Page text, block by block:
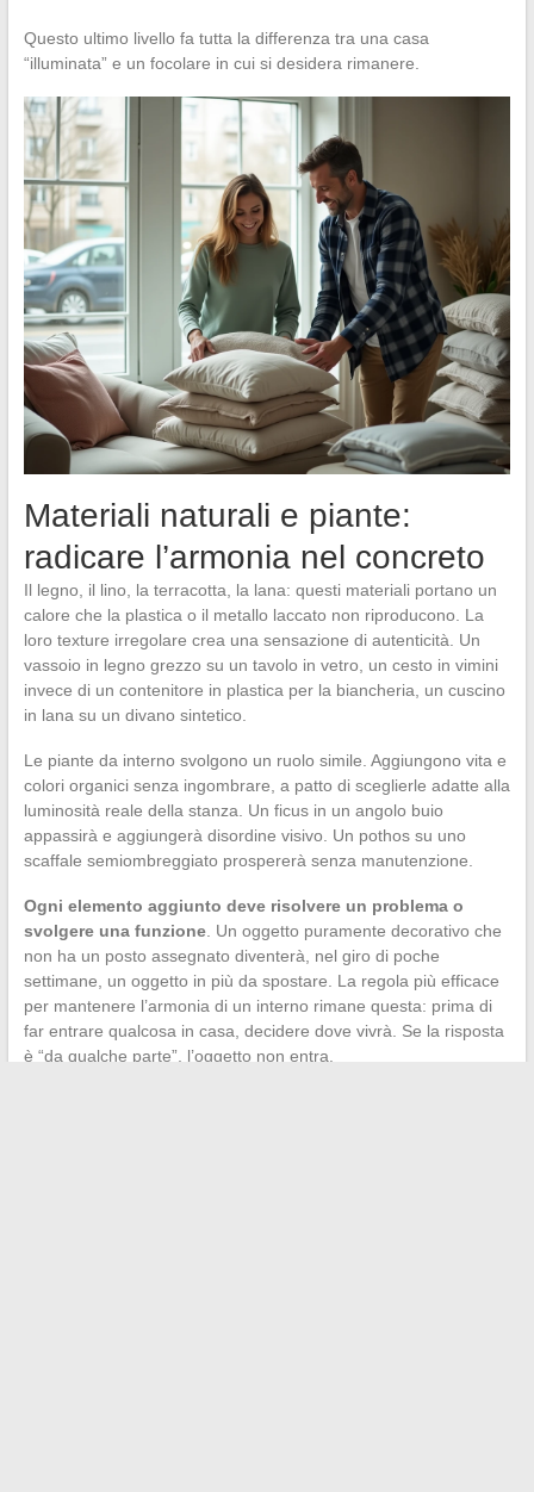
Questo ultimo livello fa tutta la differenza tra una casa
“illuminata” e un focolare in cui si desidera rimanere.
Materiali naturali e piante:
radicare l’armonia nel concreto
Il legno, il lino, la terracotta, la lana: questi materiali portano un
calore che la plastica o il metallo laccato non riproducono. La
loro texture irregolare crea una sensazione di autenticità. Un
vassoio in legno grezzo su un tavolo in vetro, un cesto in vimini
invece di un contenitore in plastica per la biancheria, un cuscino
in lana su un divano sintetico.
Le piante da interno svolgono un ruolo simile. Aggiungono vita e
colori organici senza ingombrare, a patto di sceglierle adatte alla
luminosità reale della stanza. Un ficus in un angolo buio
appassirà e aggiungerà disordine visivo. Un pothos su uno
scaffale semiombreggiato prospererà senza manutenzione.
Ogni elemento aggiunto deve risolvere un problema o
svolgere una funzione. Un oggetto puramente decorativo che
non ha un posto assegnato diventerà, nel giro di poche
settimane, un oggetto in più da spostare. La regola più efficace
per mantenere l’armonia di un interno rimane questa: prima di
far entrare qualcosa in casa, decidere dove vivrà. Se la risposta
è “da qualche parte”, l’oggetto non entra.